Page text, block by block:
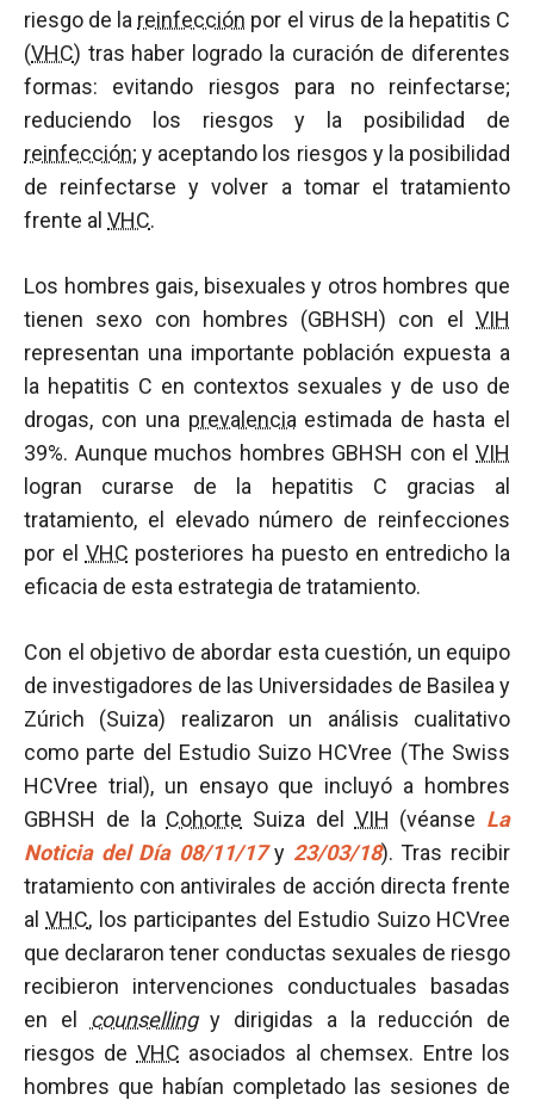
riesgo de la reinfección por el virus de la hepatitis C
(VHC) tras haber logrado la curación de diferentes
formas: evitando riesgos para no reinfectarse;
reduciendo los riesgos y la posibilidad de
reinfección; y aceptando los riesgos y la posibilidad
de reinfectarse y volver a tomar el tratamiento
frente al VHC.
Los hombres gais, bisexuales y otros hombres que
tienen sexo con hombres (GBHSH) con el VIH
representan una importante población expuesta a
la hepatitis C en contextos sexuales y de uso de
drogas, con una prevalencia estimada de hasta el
39%. Aunque muchos hombres GBHSH con el VIH
logran curarse de la hepatitis C gracias al
tratamiento, el elevado número de reinfecciones
por el VHC posteriores ha puesto en entredicho la
eficacia de esta estrategia de tratamiento.
Con el objetivo de abordar esta cuestión, un equipo
de investigadores de las Universidades de Basilea y
Zúrich (Suiza) realizaron un análisis cualitativo
como parte del Estudio Suizo HCVree (The Swiss
HCVree trial), un ensayo que incluyó a hombres
GBHSH de la Cohorte Suiza del VIH (véanse La
Noticia del Día 08/11/17y 23/03/18). Tras recibir
tratamiento con antivirales de acción directa frente
alVHC, los participantes del Estudio Suizo HCVree
que declararon tener conductas sexuales de riesgo
recibieron intervenciones conductuales basadas
en el counsellingy dirigidas a la reducción de
riesgos de VHC asociados al chemsex. Entre los
hombres que habían completado las sesiones de